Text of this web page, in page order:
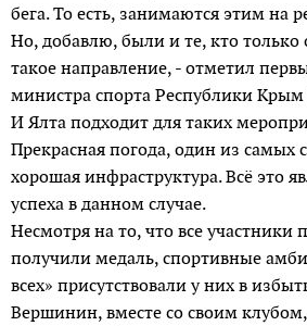
бега. То есть, занимаются этим на
Но, добавлю, были и те, кто только
такое направление, - отметил
министра спорта Республики
И Ялта подходит для таких
Прекрасная погода, один из самых
хорошая инфраструктура. Всё это
успеха в данном случае.
Несмотря на то, что все участники
получили медаль, спортивные
всех» присутствовали у них в
Вершинин, вместе со своим